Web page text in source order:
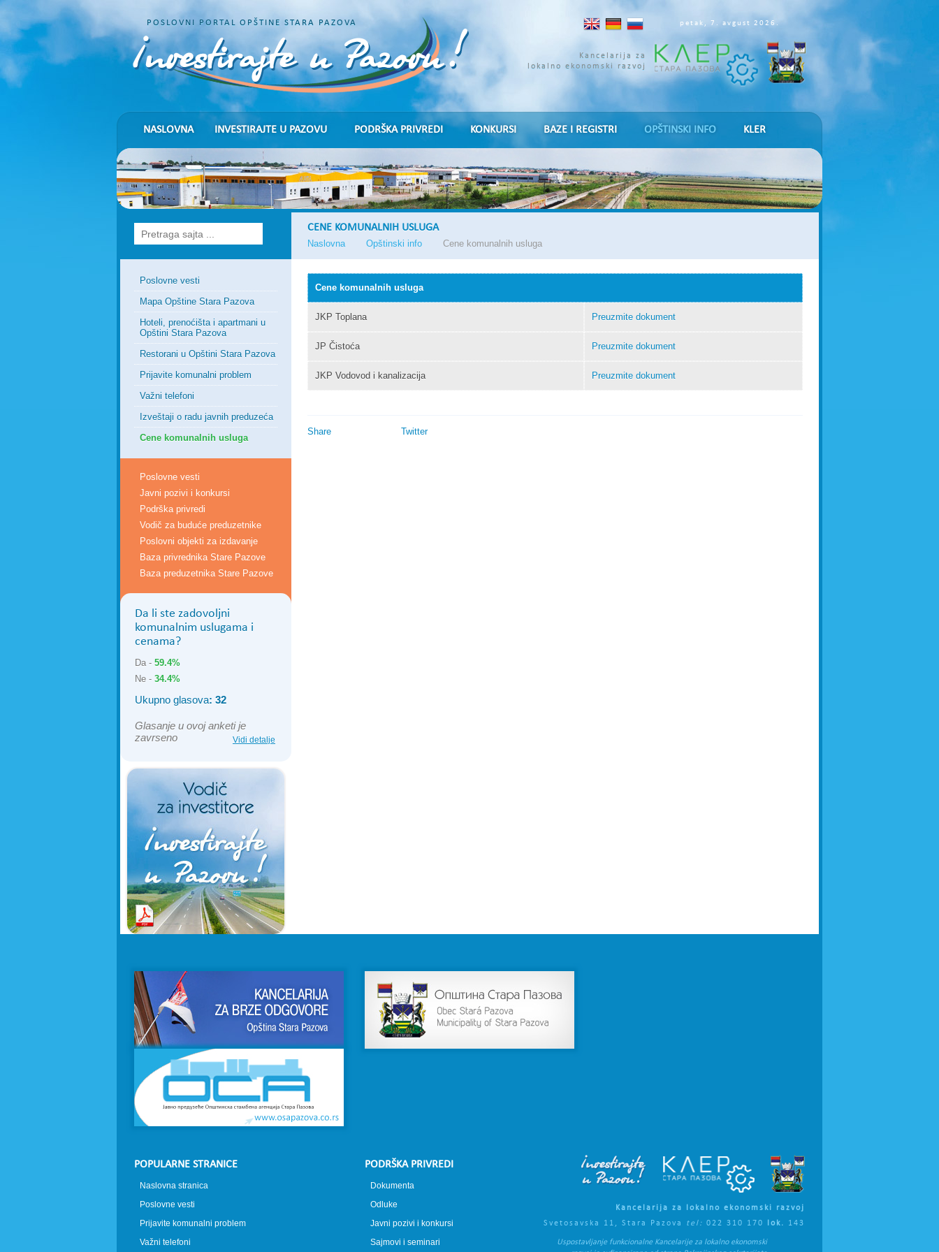
POSLOVNI PORTAL OPŠTINE STARA PAZOVA
Kancelarija za
lokalno ekonomski razvoj
petak, 7. avgust 2026.
NASLOVNA INVESTIRAJTE U PAZOVU PODRŠKA PRIVREDI KONKURSI BAZE I REGISTRI OPŠTINSKI INFO KLER
Poslovne vesti
Mapa Opštine Stara Pazova
Hoteli, prenoćišta i apartmani u
Opštini Stara Pazova
Restorani u Opštini Stara Pazova
Prijavite komunalni problem
Važni telefoni
Izveštaji o radu javnih preduzeća
Cene komunalnih usluga
Poslovne vesti
Javni pozivi i konkursi
Podrška privredi
Vodič za buduće preduzetnike
Poslovni objekti za izdavanje
Baza privrednika Stare Pazove
Baza preduzetnika Stare Pazove
Da li ste zadovoljni
komunalnim uslugama i
cenama?
Da - 59.4%
Ne - 34.4%
Ukupno glasova: 32
Glasanje u ovoj anketi je
zavrseno
Vidi detalje
CENE KOMUNALNIH USLUGA
Naslovna Opštinski info Cene komunalnih usluga
Cene komunalnih usluga
JKP Toplana Preuzmite dokument
JP Čistoća Preuzmite dokument
JKP Vodovod i kanalizacija Preuzmite dokument
Share Twitter
POPULARNE STRANICE
Naslovna stranica
Poslovne vesti
Prijavite komunalni problem
Važni telefoni
PODRŠKA PRIVREDI
Dokumenta
Odluke
Javni pozivi i konkursi
Sajmovi i seminari
Kancelarija za lokalno ekonomski razvoj
Svetosavska 11, Stara Pazova tel: 022 310 170 lok. 143
Uspostavljanje funkcionalne Kancelarije za lokalno ekonomski